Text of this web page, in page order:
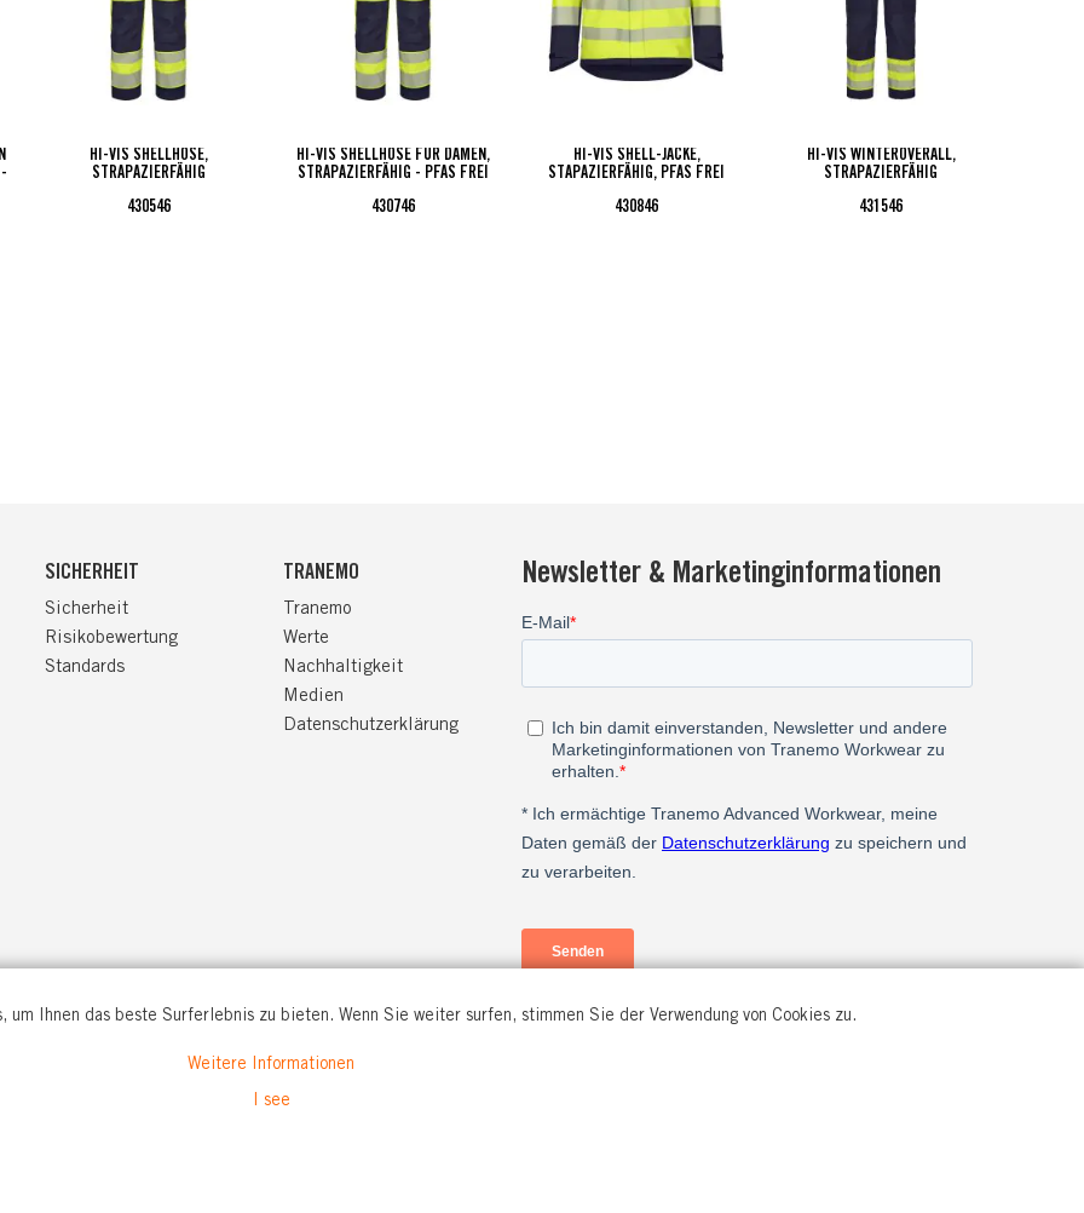
HI-VIS SHELLHOSE,
STRAPAZIERFÄHIG
430546
HI-VIS SHELLHOSE FÜR DAMEN,
STRAPAZIERFÄHIG - PFAS FREI
430746
HI-VIS SHELL-JACKE,
STAPAZIERFÄHIG, PFAS FREI
430846
HI-VIS WINTEROVERALL,
STRAPAZIERFÄHIG
431546
SICHERHEIT
Sicherheit
Risikobewertung
Standards
TRANEMO
Tranemo
Werte
Nachhaltigkeit
Medien
Datenschutzerklärung
Newsletter & Marketinginformationen
um Ihnen das beste Surferlebnis zu bieten. Wenn Sie weiter surfen, stimmen Sie der Verwendung von Cookies zu.
Weitere Informationen
I see